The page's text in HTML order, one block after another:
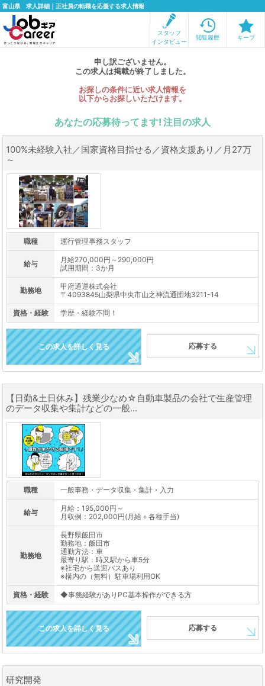
富山県 求人詳細｜正社員の転職を応援する求人情報
スタッフ
インタビュー
閲覧履歴 キープ
申し訳ございません。
この求人は掲載が終了しました。
お探しの条件に近い求人情報を
以下からお探しいただけます。
あなたの応募待ってます! 注目の求人
100%未経験入社／国家資格目指せる／資格支援あり／月27万
～
職種 運行管理事務スタッフ
給与
月給270,000円～290,000円
試用期間：3か月
勤務地
甲府通運株式会社
〒4093845山梨県中央市山之神流通団地3211-14
資格・経験 学歴・経験不問！
この求人を詳しく見る 応募する
【日勤&土日休み】残業少なめ☆自動車製品の会社で生産管理
のデータ収集や集計などの一般...
職種 一般事務・データ収集・集計・入力
給与
月給：195,000円～
月収例：202,000円(月給＋各種手当)
勤務地
長野県飯田市
勤務地：飯田市
通勤方法：車
最寄り駅：時又駅から車5分
※社宅から送迎バスあり
※構内の（無料）駐車場利用OK
資格・経験 ◆事務経験がありPC基本操作ができる方
この求人を詳しく見る 応募する
研究開発